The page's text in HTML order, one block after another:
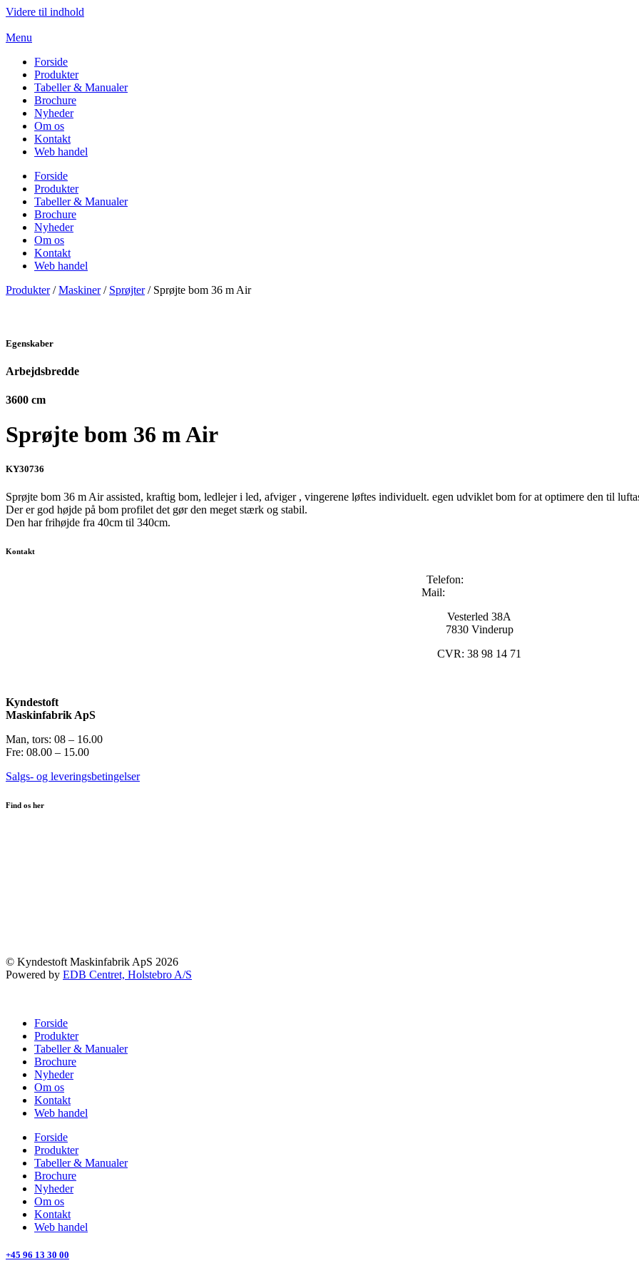
Videre til indhold
Menu
Forside
Produkter
Tabeller & Manualer
Brochure
Nyheder
Om os
Kontakt
Web handel
Forside
Produkter
Tabeller & Manualer
Brochure
Nyheder
Om os
Kontakt
Web handel
Produkter/Maskiner/ Sprøjter/ Sprøjte bom 36 m Air
Egenskaber
Arbejdsbredde
3600 cm
Sprøjte bom 36 m Air
KY30736
Sprøjte bom 36 m Air assisted, kraftig bom, ledlejer i led, afviger , vingerene løftes individuelt. egen udviklet bom for at optimere den til
Der er god højde på bom profilet det gør den meget stærk og stabil.
Den har frihøjde fra 40cm til 340cm.
Kontakt
Telefon:
Mail:
Vesterled 38A
7830 Vinderup
CVR: 38 98 14 71
Kyndestoft
Maskinfabrik ApS
Man, tors: 08 – 16.00
Fre: 08.00 – 15.00
Salgs- og leveringsbetingelser
Find os her
© Kyndestoft Maskinfabrik ApS 2026
Powered by EDB Centret, Holstebro A/S
Forside
Produkter
Tabeller & Manualer
Brochure
Nyheder
Om os
Kontakt
Web handel
Forside
Produkter
Tabeller & Manualer
Brochure
Nyheder
Om os
Kontakt
Web handel
+45 96 13 30 00